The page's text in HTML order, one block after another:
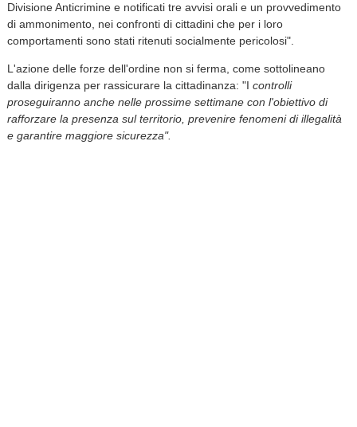
Divisione Anticrimine e notificati tre avvisi orali e un provvedimento
di ammonimento, nei confronti di cittadini che per i loro
comportamenti sono stati ritenuti socialmente pericolosi".
L'azione delle forze dell'ordine non si ferma, come sottolineano
dalla dirigenza per rassicurare la cittadinanza: "I controlli
proseguiranno anche nelle prossime settimane con l'obiettivo di
rafforzare la presenza sul territorio, prevenire fenomeni di illegalità
e garantire maggiore sicurezza".